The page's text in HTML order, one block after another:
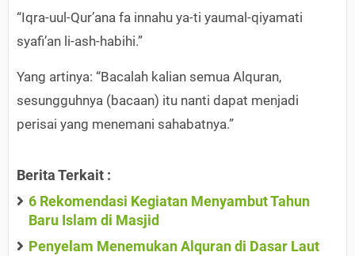
“Iqra-uul-Qur’ana fa innahu ya-ti yaumal-qiyamati
syafi’an li-ash-habihi.”
Yang artinya: “Bacalah kalian semua Alquran,
sesungguhnya (bacaan) itu nanti dapat menjadi
perisai yang menemani sahabatnya.”
Berita Terkait :
6 Rekomendasi Kegiatan Menyambut Tahun
Baru Islam di Masjid
Penyelam Menemukan Alquran di Dasar Laut